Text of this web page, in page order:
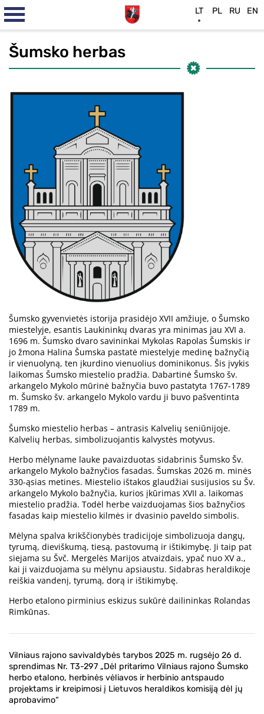
Šumsko herbas
Šumsko gyvenvietės istorija prasidėjo XVII amžiuje, o Šumsko
miestelyje, esantis Laukininkų dvaras yra minimas jau XVI a.
1696 m. Šumsko dvaro savininkai Mykolas Rapolas Šumskis ir
jo žmona Halina Šumska pastatė miestelyje medinę bažnyčią
ir vienuolyną, ten įkurdino vienuolius dominikonus. Šis įvykis
laikomas Šumsko miestelio pradžia. Dabartinė Šumsko šv.
arkangelo Mykolo mūrinė bažnyčia buvo pastatyta 1767-1789
m. Šumsko šv. arkangelo Mykolo vardu ji buvo pašventinta
1789 m.
Šumsko miestelio herbas – antrasis Kalvelių seniūnijoje.
Kalvelių herbas, simbolizuojantis kalvystės motyvus.
Herbo mėlyname lauke pavaizduotas sidabrinis Šumsko Šv.
arkangelo Mykolo bažnyčios fasadas. Šumskas 2026 m. minės
330-ąsias metines. Miestelio ištakos glaudžiai susijusios su Šv.
arkangelo Mykolo bažnyčia, kurios įkūrimas XVII a. laikomas
miestelio pradžia. Todėl herbe vaizduojamas šios bažnyčios
fasadas kaip miestelio kilmės ir dvasinio paveldo simbolis.
Mėlyna spalva krikščionybės tradicijoje simbolizuoja dangų,
tyrumą, dieviškumą, tiesą, pastovumą ir ištikimybę. Ji taip pat
siejama su Švč. Mergelės Marijos atvaizdais, ypač nuo XV a.,
kai ji vaizduojama su mėlynu apsiaustu. Sidabras heraldikoje
reiškia vandenį, tyrumą, dorą ir ištikimybę.
Herbo etalono pirminius eskizus sukūrė dailininkas Rolandas
Rimkūnas.
Vilniaus rajono savivaldybės tarybos 2025 m. rugsėjo 26 d.
sprendimas Nr. T3-297 „Dėl pritarimo Vilniaus rajono Šumsko
herbo etalono, herbinės vėliavos ir herbinio antspaudo
projektams ir kreipimosi į Lietuvos heraldikos komisiją dėl jų
aprobavimo“
LT PL RU EN